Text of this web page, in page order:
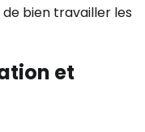
bien travailler les
et